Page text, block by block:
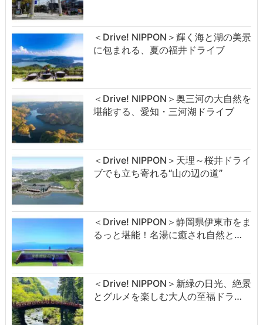
＜Drive! NIPPON＞輝く海と湖の美景
に包まれる、夏の福井ドライブ
＜Drive! NIPPON＞奥三河の大自然を
堪能する、愛知・三河湖ドライブ
＜Drive! NIPPON＞天理～桜井ドライ
ブでも立ち寄れる“山の辺の道”
＜Drive! NIPPON＞静岡県伊東市をま
るっと堪能！名湯に癒され自然と…
＜Drive! NIPPON＞新緑の日光、絶景
とグルメを楽しむ大人の至福ドラ…